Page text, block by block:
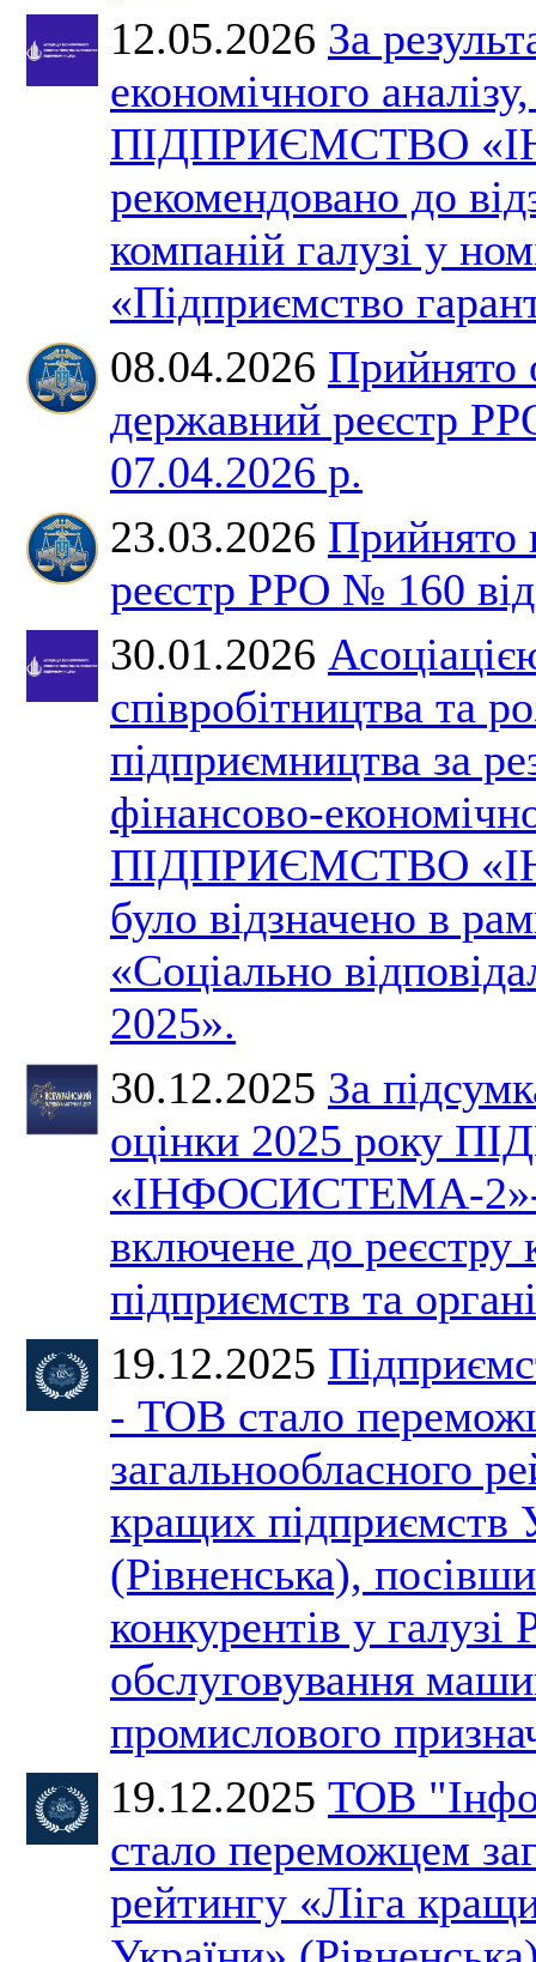
12.05.2026 За
економічного
ПІДПРИЄМСТВО
рекомендовано до
компаній галузі у
«Підприємство
08.04.2026 Прийнято
державний реєстр
07.04.2026 р.
23.03.2026 Прийнято
реєстр РРО № 160
30.01.2026
співробітництва та
підприємництва за
фінансово-
ПІДПРИЄМСТВО
було відзначено в
«Соціально
2025».
30.12.2025 За
оцінки 2025 року
«ІНФОСИСТЕМА-
включене до реєстру
підприємств та
19.12.2025
- ТОВ стало
загальнообласного
кращих підприємств
(Рівненська),
конкурентів у галузі
обслуговування
промислового
19.12.2025 ТОВ
стало переможцем
рейтингу «Ліга